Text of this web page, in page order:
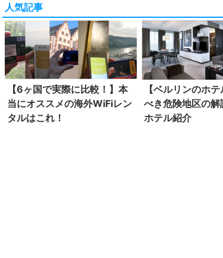
人気記事
【6ヶ国で実際に比較！】本
当にオススメの海外WiFiレン
タルはこれ！
【ベルリンのホ
べき危険地区の
ホテル紹介